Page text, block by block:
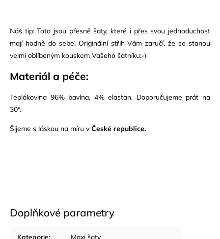
Náš tip: Toto jsou přesně šaty, které i přes svou jednoduchost
mají hodně do sebe! Originální střih Vám zaručí, že se stanou
velmi oblíbeným kouskem Vašeho šatníku:-)
Materiál a péče:
Teplákovina 96% bavlna, 4% elastan. Doporučujeme prát na
30°.
Šijeme s láskou na míru v České republice.
Doplňkové parametry
Kategorie: Maxi šaty